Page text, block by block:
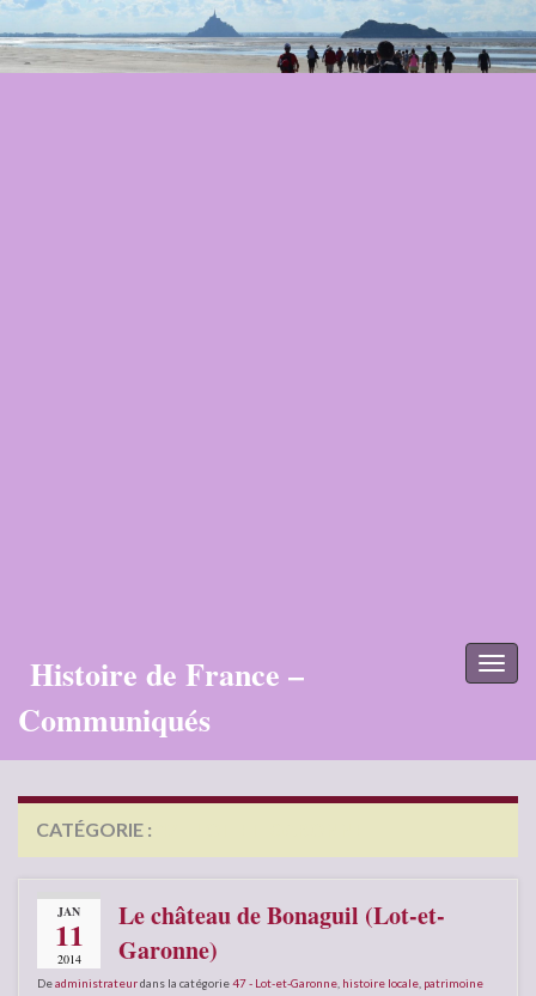
Histoire de France –
Communiqués
CATÉGORIE :
JAN
11
2014
Le château de Bonaguil (Lot-et-
Garonne)
Deadministrateurdans la catégorie47 - Lot-et-Garonne histoire locale patrimoine